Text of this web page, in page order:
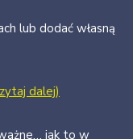
lub dodać własną
dalej)
jak to w